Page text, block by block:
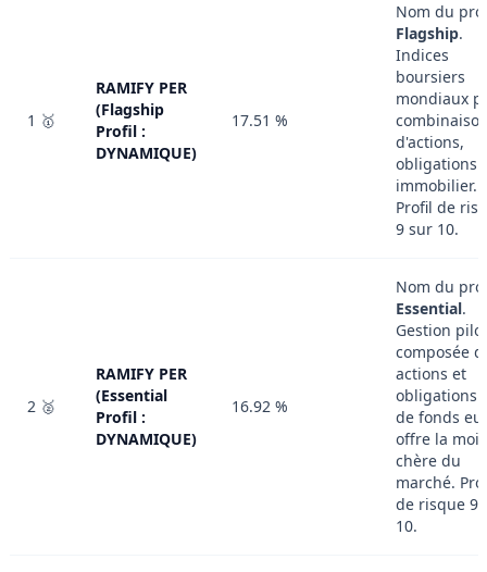
1 🥇
RAMIFY PER
(Flagship
Profil :
DYNAMIQUE)
17.51 %
Nom du
Flagship.
Indices
boursiers
mondiaux
d'actions,
obligations
immobilier.
Profil de
9 sur 10.
2 🥈
RAMIFY PER
(Essential
Profil :
DYNAMIQUE)
16.92 %
Nom du
Essential.
Gestion
composée
actions et
obligations
de fonds
offre la
chère du
marché.
de risque 9
10.